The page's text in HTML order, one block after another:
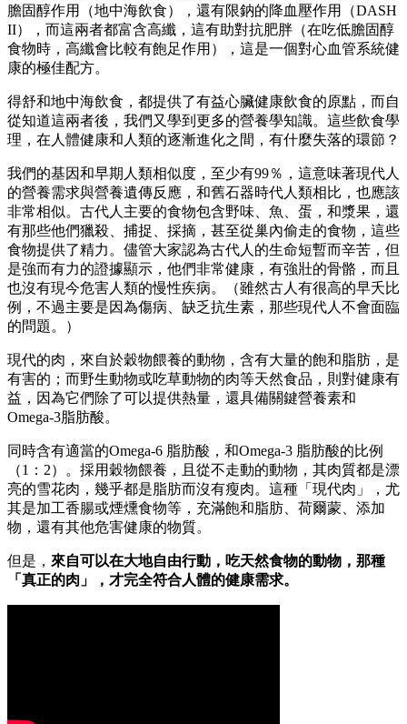
膽固醇作用（地中海飲食），還有限鈉的降血壓作用（DASH
II），而這兩者都富含高纖，這有助對抗肥胖（在吃低膽固醇
食物時，高纖會比較有飽足作用），這是一個對心血管系統健
康的極佳配方。
得舒和地中海飲食，都提供了有益心臟健康飲食的原點，而自
從知道這兩者後，我們又學到更多的營養學知識。這些飲食學
理，在人體健康和人類的逐漸進化之間，有什麼失落的環節？
我們的基因和早期人類相似度，至少有99％，這意味著現代人
的營養需求與營養遺傳反應，和舊石器時代人類相比，也應該
非常相似。古代人主要的食物包含野味、魚、蛋，和漿果，還
有那些他們獵殺、捕捉、採摘，甚至從巢內偷走的食物，這些
食物提供了精力。儘管大家認為古代人的生命短暫而辛苦，但
是強而有力的證據顯示，他們非常健康，有強壯的骨骼，而且
也沒有現今危害人類的慢性疾病。（雖然古人有很高的早夭比
例，不過主要是因為傷病、缺乏抗生素，那些現代人不會面臨
的問題。）
現代的肉，來自於穀物餵養的動物，含有大量的飽和脂肪，是
有害的；而野生動物或吃草動物的肉等天然食品，則對健康有
益，因為它們除了可以提供熱量，還具備關鍵營養素和
Omega‑3脂肪酸。
同時含有適當的Omega‑6 脂肪酸，和Omega‑3 脂肪酸的比例
（1：2）。採用穀物餵養，且從不走動的動物，其肉質都是漂
亮的雪花肉，幾乎都是脂肪而沒有瘦肉。這種「現代肉」，尤
其是加工香腸或煙燻食物等，充滿飽和脂肪、荷爾蒙、添加
物，還有其他危害健康的物質。
但是， 來自可以在大地自由行動，吃天然食物的動物，那種
「真正的肉」，才完全符合人體的健康需求。